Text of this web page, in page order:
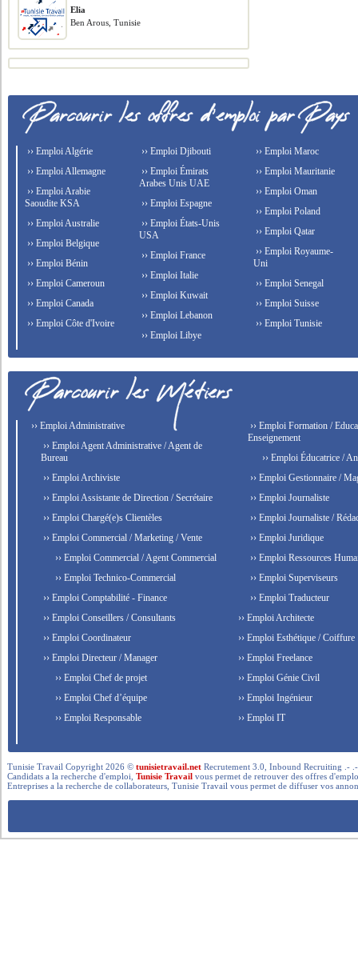
Elia
Ben Arous, Tunisie
›› Emploi Algérie
›› Emploi Allemagne
›› Emploi Arabie
Saoudite KSA
›› Emploi Australie
›› Emploi Belgique
›› Emploi Bénin
›› Emploi Cameroun
›› Emploi Canada
›› Emploi Côte d'Ivoire
›› Emploi Djibouti
›› Emploi Émirats
Arabes Unis UAE
›› Emploi Espagne
›› Emploi États-Unis
USA
›› Emploi France
›› Emploi Italie
›› Emploi Kuwait
›› Emploi Lebanon
›› Emploi Libye
›› Emploi Maroc
›› Emploi Mauritanie
›› Emploi Oman
›› Emploi Poland
›› Emploi Qatar
›› Emploi Royaume-
Uni
›› Emploi Senegal
›› Emploi Suisse
›› Emploi Tunisie
›› Emploi Administrative
›› Emploi Agent Administrative / Agent de
Bureau
›› Emploi Archiviste
›› Emploi Assistante de Direction / Secrétaire
›› Emploi Chargé(e)s Clientèles
›› Emploi Commercial / Marketing / Vente
›› Emploi Commercial / Agent Commercial
›› Emploi Technico-Commercial
›› Emploi Comptabilité - Finance
›› Emploi Conseillers / Consultants
›› Emploi Coordinateur
›› Emploi Directeur / Manager
›› Emploi Chef de projet
›› Emploi Chef d’équipe
›› Emploi Responsable
›› Emploi Formation /
Enseignement
›› Emploi Éducatrice /
›› Emploi Gestionnaire /
›› Emploi Journaliste
›› Emploi Journaliste /
›› Emploi Juridique
›› Emploi Ressources
›› Emploi Superviseurs
›› Emploi Traducteur
›› Emploi Architecte
›› Emploi Esthétique / Coiffure
›› Emploi Freelance
›› Emploi Génie Civil
›› Emploi Ingénieur
›› Emploi IT
Tunisie Travail Copyright 2026 ©tunisietravail.net Recrutement 3.0, Inbound Recruiting .-
Candidats a la recherche d'emploi,Tunisie Travail vous permet de retrouver des offres
Entreprises a la recherche de collaborateurs, Tunisie Travail vous permet de diffuser vos